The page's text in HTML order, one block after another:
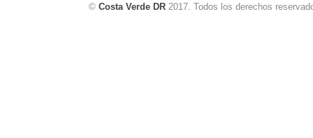
© Costa Verde DR 2017. Todos los derechos